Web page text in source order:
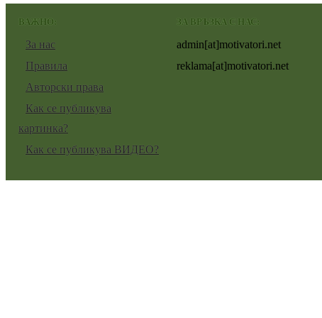
ВАЖНО:
За нас
Правила
Авторски права
Как се публикува
картинка?
Как се публикува ВИДЕО?
ЗА ВРЪЗКА С НАС:
admin[at]motivatori.net
reklama[at]motivatori.net